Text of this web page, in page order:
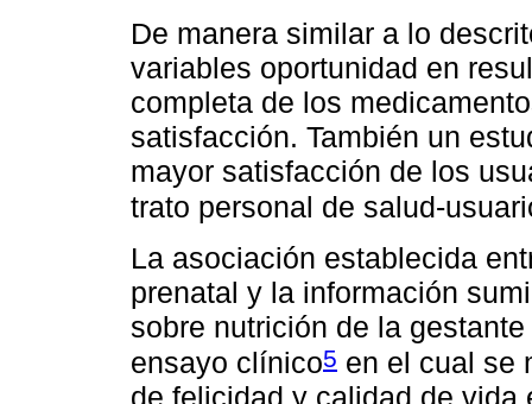
De manera similar a lo
variables oportunidad en
completa de los
satisfacción. También un
mayor satisfacción de los
trato personal de salud-
La asociación establecida
prenatal y la información
sobre nutrición de la
ensayo clínico5 en el cual se
de felicidad y calidad de